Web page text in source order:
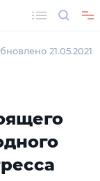
21.05.2021